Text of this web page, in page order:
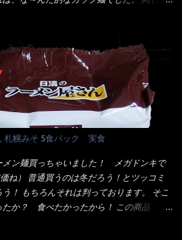
食塩、とろろ芋、卵白)、かやく(小えびてん
、食塩、しょうゆ、魚介エキス、たん白加
料、 植物油 、香味油脂)／加工でん粉、調味
カルシウム、カラメル色素、リン酸塩
シチン、酸化防止剤(ビタミンE)、クチナシ
ジ色素、ビタミンB2、ビタミンB1、香辛料
小麦・そば・卵・ さば ・大豆・豚肉・やま
材料から見れば、緑のたぬきの方が蒲鉾が
形のヤツね！ それとカロチン色素・・・
？？ サバ読んでないか？？ ■カロリー
は、炎のシルエットが辛さを醸し出してい
ジに惑わされてはいけない！！ 私はペ
そば】を完食した漢だ。 その後の獄激辛カ
プヌードル激辛味噌はカップに敢えて辛
いる。 それはレベル5！ 日清としては最上
訳だ。 昨年モデルも食べてはいるけど、1年
・・・いや歳だから記憶力が、どうのこう
るだけのインパクトに欠けている商品と
ると・・・ 小袋なんてありゃしない！ カ
けて、熱湯を注ぐだけで出来る！それが
のポイント。 だから粉末スープの具も全
状態。 これ特に縦型Bigカップだと、スー
札幌みそ 5食パック 実食
メン麺買っちゃいました！ メガドンキで
ね） 普通買うのは冬だろう！とツッコミ
！ もちろんそれは判っております。 そこ
たか？ 食べたかったから！ この商品